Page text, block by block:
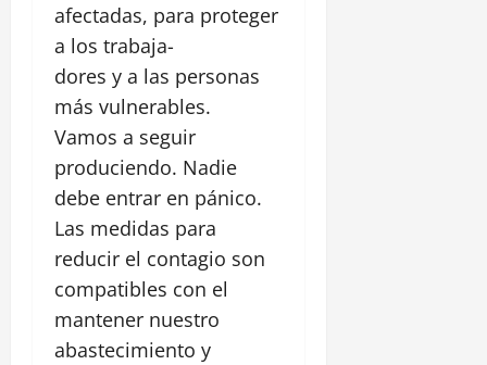
afectadas, para proteger
a los trabaja-
dores y a las personas
más vulnerables.
Vamos a seguir
produciendo. Nadie
debe entrar en pánico.
Las medidas para
reducir el contagio son
compatibles con el
mantener nuestro
abastecimiento y